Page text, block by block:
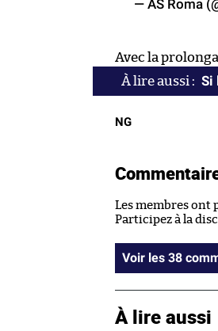
— AS Roma
Avec la
Si
NG
Les membres ont
Participez à la
Voir les
À lire aussi